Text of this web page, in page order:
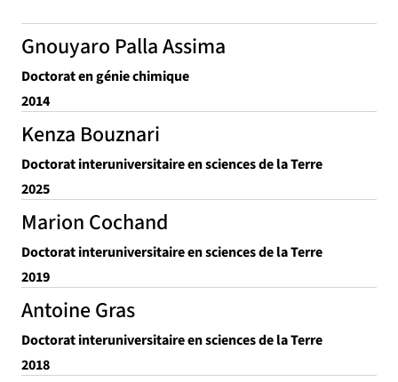
Gnouyaro Palla Assima
Doctorat en génie chimique
2014
Kenza Bouznari
Doctorat interuniversitaire en sciences de la Terre
2025
Marion Cochand
Doctorat interuniversitaire en sciences de la Terre
2019
Antoine Gras
Doctorat interuniversitaire en sciences de la Terre
2018